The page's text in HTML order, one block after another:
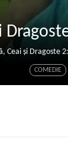
Ceai și Dragoste
COMEDIE